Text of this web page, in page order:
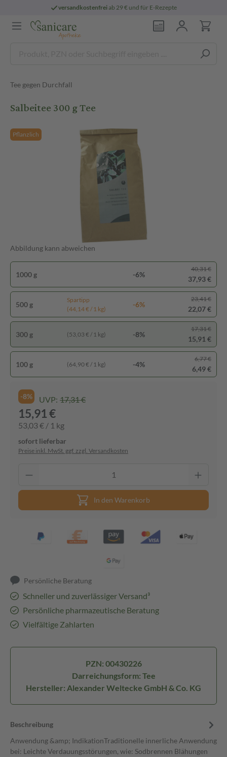
versandkostenfreiab 29 € und für E-Rezepte
Tee gegen Durchfall
Salbeitee 300 g Tee
Pflanzlich
Abbildung kann abweichen
1000 g -6%
40,31 €
37,93 €
500 g
Spartipp
(44,14 € / 1 kg)
-6%
23,41 €
22,07 €
300 g (53,03 € / 1 kg) -8%
17,31 €
15,91 €
100 g (64,90 € / 1 kg) -4%
6,77 €
6,49 €
-8% UVP: 17,31 €
15,91 €
53,03 € / 1 kg
sofort lieferbar
Preise inkl. MwSt. ggf. zzgl. Versandkosten
In den Warenkorb
Persönliche Beratung
Schneller und zuverlässiger Versand³
Persönliche pharmazeutische Beratung
Vielfältige Zahlarten
PZN: 00430226
Darreichungsform: Tee
Hersteller: Alexander Weltecke GmbH & Co. KG
Beschreibung
Anwendung &amp; IndikationTraditionelle innerliche Anwendung
bei: Leichte Verdauungsstörungen, wie: Sodbrennen Blähungen